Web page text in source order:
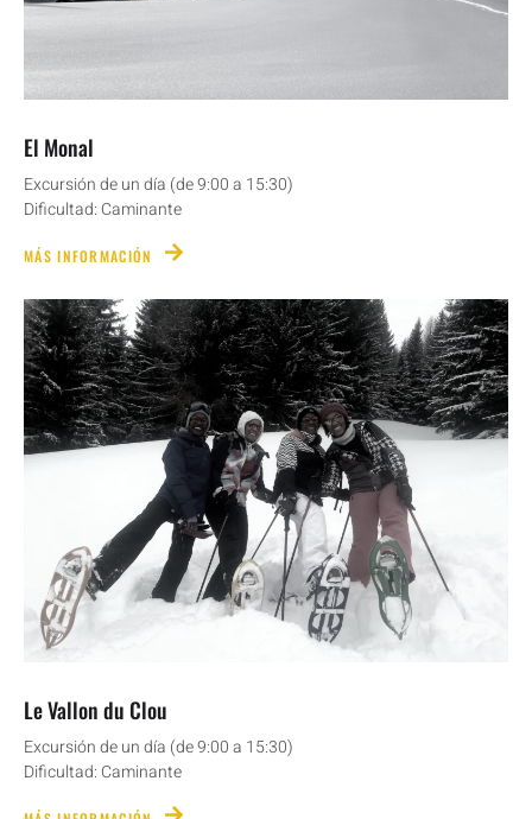
El Monal
Excursión de un día (de 9:00 a 15:30)
Dificultad: Caminante
MÁS INFORMACIÓN
Le Vallon du Clou
Excursión de un día (de 9:00 a 15:30)
Dificultad: Caminante